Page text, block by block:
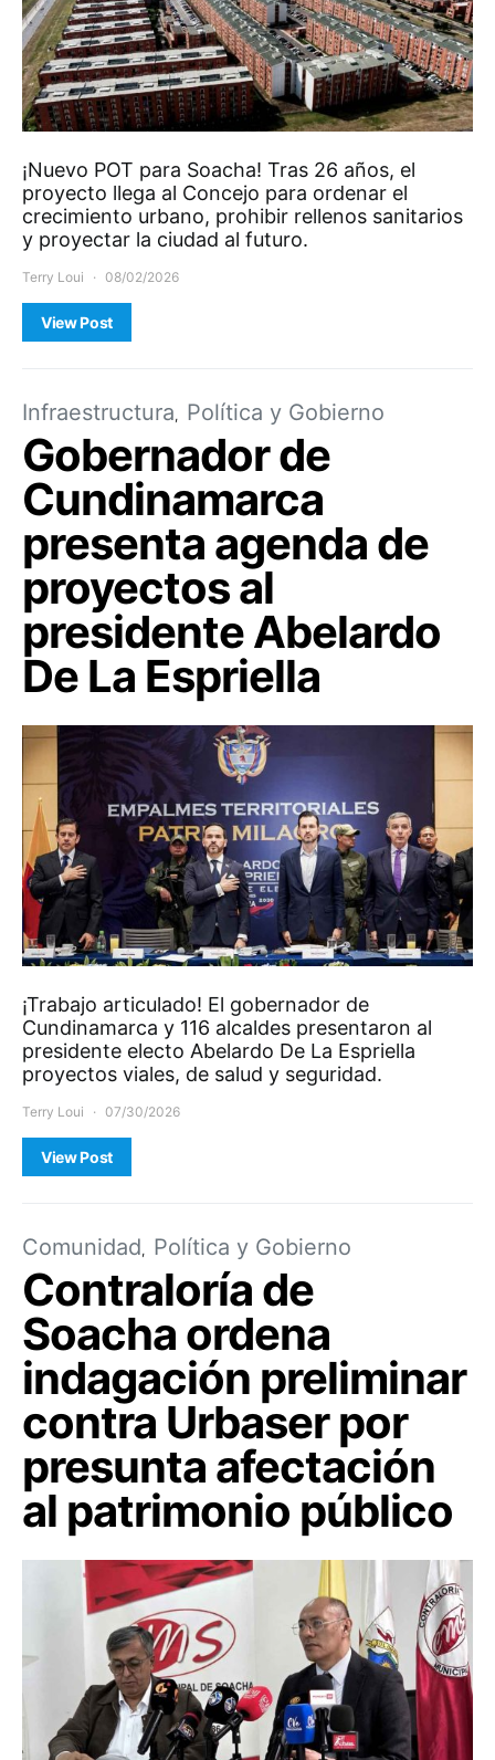
¡Nuevo POT para Soacha! Tras 26 años, el
proyecto llega al Concejo para ordenar el
crecimiento urbano, prohibir rellenos sanitarios
y proyectar la ciudad al futuro.
Terry Loui 08/02/2026
View Post
Infraestructura Política y Gobierno
Gobernador de
Cundinamarca
presenta agenda de
proyectos al
presidente Abelardo
De La Espriella
¡Trabajo articulado! El gobernador de
Cundinamarca y 116 alcaldes presentaron al
presidente electo Abelardo De La Espriella
proyectos viales, de salud y seguridad.
Terry Loui 07/30/2026
View Post
Comunidad Política y Gobierno
Contraloría de
Soacha ordena
indagación preliminar
contra Urbaser por
presunta afectación
al patrimonio público